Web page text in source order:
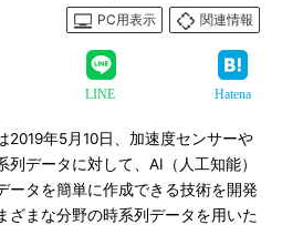
PC用表示
関連情報
LINE Hatena
年5月10日、加速度センサーや
データに対して、AI（人工知能）
ータを簡単に作成できる技術を開発
ざまな分野の時系列データを用いた